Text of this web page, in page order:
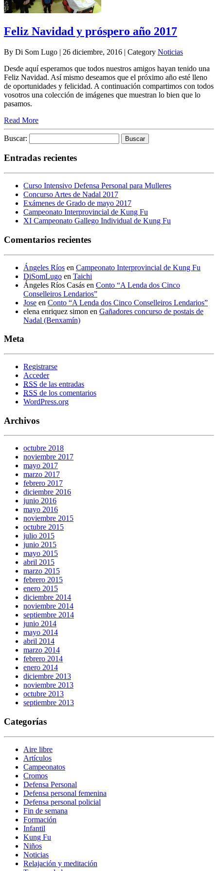
Feliz Navidad y próspero año 2017
By Di Som Lugo | 26 diciembre, 2016 | Category Noticias
Desde aquí esperamos que todos nuestros amigos hayan tenido una
Feliz Navidad. Así mismo deseamos que el próximo año esté lleno
de oportunidades y felicidad. A continuación compartimos con todos
vosotros una colección de imágenes que muestran lo bien que lo
pasamos.
Read More
Buscar:
Entradas recientes
Curso Intensivo Defensa Personal para Mulleres
Concurso Artes de Nadal 2017
Exámenes de Grado de mayo 2017
Campeonato Interprovincial de Kung Fu
XI Campeonato Gallego Individual de Kung Fu
Comentarios recientes
Ángeles Ríos en Campeonato Interprovincial de Kung Fu
DiSomLugo en Taichi
Ángeles Ríos Casás en Conto “A Lenda dos Cinco
Conselleiros Lendarios”
Jose en Conto “A Lenda dos Cinco Conselleiros Lendarios”
elena enriquez simon en Gañadores concurso de postais de
Nadal (Benxamín)
Meta
Registrarse
Acceder
RSS de las entradas
RSS de los comentarios
WordPress.org
Archivos
octubre 2018
noviembre 2017
mayo 2017
marzo 2017
febrero 2017
diciembre 2016
junio 2016
mayo 2016
noviembre 2015
octubre 2015
julio 2015
junio 2015
mayo 2015
abril 2015
marzo 2015
febrero 2015
enero 2015
diciembre 2014
noviembre 2014
septiembre 2014
junio 2014
mayo 2014
abril 2014
marzo 2014
febrero 2014
enero 2014
diciembre 2013
noviembre 2013
octubre 2013
septiembre 2013
Categorías
Aire libre
Artículos
Campeonatos
Cromos
Defensa Personal
Defensa personal femenina
Defensa personal policial
Fin de semana
Formación
Infantil
Kung Fu
Niños
Noticias
Relajación y meditación